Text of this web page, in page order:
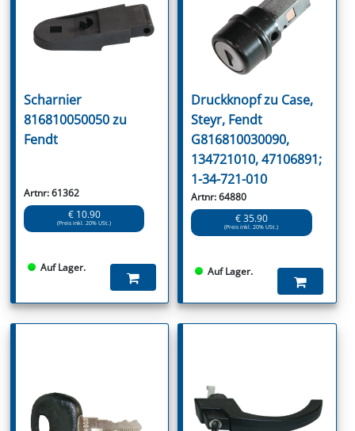
Scharnier
816810050050 zu
Fendt
Artnr: 61362
€ 10.90
(Preis inkl. 20% USt.)
Auf Lager.
Druckknopf zu Case,
Steyr, Fendt
G816810030090,
134721010, 47106891;
1-34-721-010
Artnr: 64880
€ 35.90
(Preis inkl. 20% USt.)
Auf Lager.